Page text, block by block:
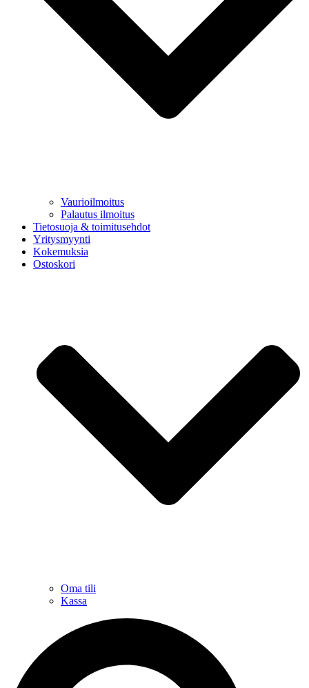
Vaurioilmoitus
Palautus ilmoitus
Tietosuoja & toimitusehdot
Yritysmyynti
Kokemuksia
Ostoskori
Oma tili
Kassa